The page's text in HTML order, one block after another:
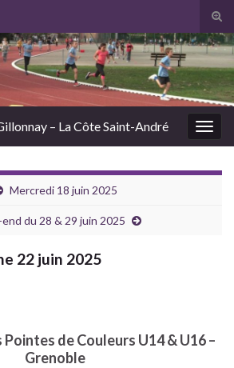
– La Côte Saint-André
Mercredi 18 juin 2025
du 28 & 29 juin 2025
22 juin 2025
Pointes de Couleurs U14 & U16 –
Grenoble